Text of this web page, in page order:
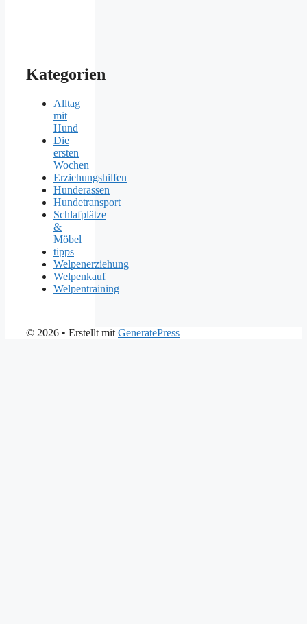
Kategorien
Alltag
mit
Hund
Die
ersten
Wochen
Erziehungshilfen
Hunderassen
Hundetransport
Schlafplätze
&
Möbel
tipps
Welpenerziehung
Welpenkauf
Welpentraining
© 2026 • Erstellt mit GeneratePress